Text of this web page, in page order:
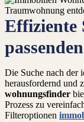
Effiziente
Die Suche nach der
herausfordernd und
wohnungsfinder
Prozess zu
Filteroptionen